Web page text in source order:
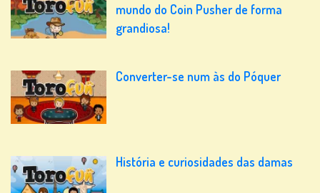
mundo do Coin Pusher de forma
grandiosa!
Converter-se num às do Póquer
História e curiosidades das damas